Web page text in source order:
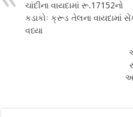
ચાંદીના વાયદામાં રૂ.17152નો
કડાકોઃ ક્રૂડ તેલના વાયદામાં
વધ્યા